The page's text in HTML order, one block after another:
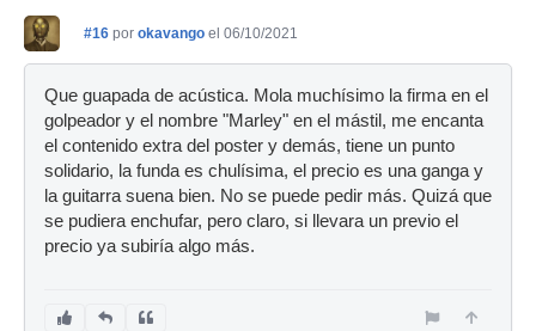
#16 por okavango el 06/10/2021
Que guapada de acústica. Mola muchísimo la firma en el
golpeador y el nombre "Marley" en el mástil, me encanta
el contenido extra del poster y demás, tiene un punto
solidario, la funda es chulísima, el precio es una ganga y
la guitarra suena bien. No se puede pedir más. Quizá que
se pudiera enchufar, pero claro, si llevara un previo el
precio ya subiría algo más.